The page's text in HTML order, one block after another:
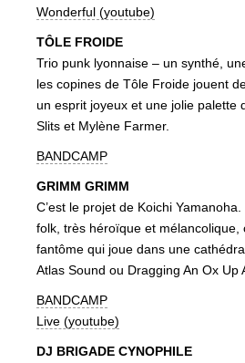
Wonderful (youtube)
TÔLE FROIDE
Trio punk lyonnaise – un synthé,
les copines de Tôle Froide jouent
un esprit joyeux et une jolie palette
Slits et Mylène Farmer.
BANDCAMP
GRIMM GRIMM
C’est le projet de Koichi
folk, très héroïque et mélancolique,
fantôme qui joue dans une
Atlas Sound ou Dragging An Ox Up
BANDCAMP
Live (youtube)
DJ BRIGADE CYNOPHILE